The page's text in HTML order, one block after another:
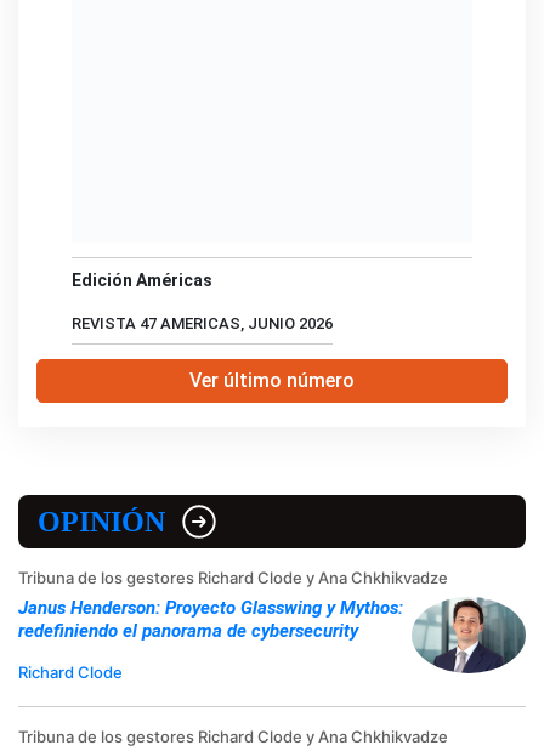
Edición Américas
REVISTA 47 AMERICAS, JUNIO 2026
Ver último número
OPINIÓN
Tribuna de los gestores Richard Clode y Ana Chkhikvadze
Janus Henderson: Proyecto Glasswing y Mythos:
redefiniendo el panorama de cybersecurity
Richard Clode
Tribuna de los gestores Richard Clode y Ana Chkhikvadze